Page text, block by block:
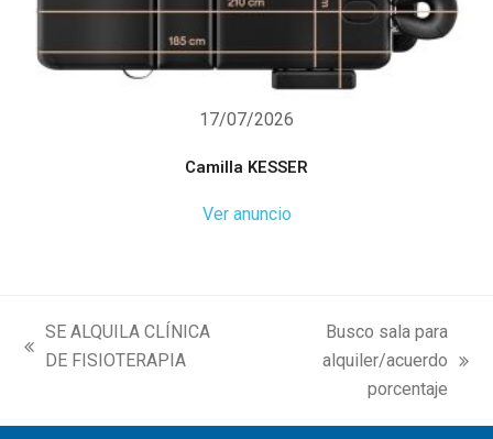
17/07/2026
Camilla KESSER
Ver anuncio
previous
SE ALQUILA CLÍNICA
DE FISIOTERAPIA
Busco sala para
alquiler/acuerdo
porcentaje